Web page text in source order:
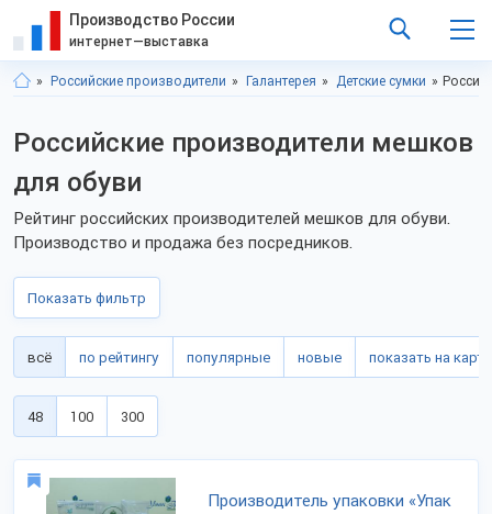
Производство России
интернет—выставка
Российские производители Галантерея Детские сумки
Российские производители мешков
для обуви
Рейтинг российских производителей мешков для обуви.
Производство и продажа без посредников.
Показать фильтр
всё по рейтингу популярные новые показать на карте
48 100 300
Производитель упаковки «Упак